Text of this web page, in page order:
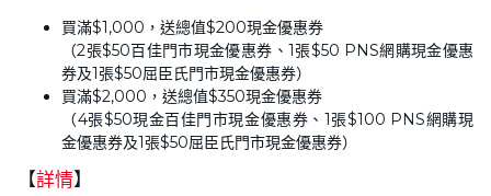
買滿$1,000，送總值$200現金優惠券
（2張$50百佳門市現金優惠券、1張$50 PNS網購現金優惠
券及1張$50屈臣氏門市現金優惠券）
買滿$2,000，送總值$350現金優惠券
（4張$50現金百佳門市現金優惠券、1張$100 PNS網購現
金優惠券及1張$50屈臣氏門市現金優惠券）
【詳情】